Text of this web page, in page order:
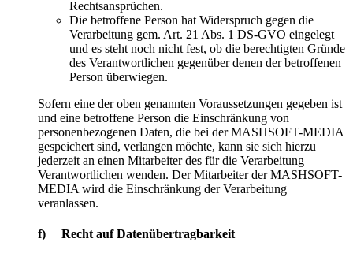
Rechtsansprüchen.
Die betroffene Person hat Widerspruch gegen die
Verarbeitung gem. Art. 21 Abs. 1 DS-GVO eingelegt
und es steht noch nicht fest, ob die berechtigten Gründe
des Verantwortlichen gegenüber denen der betroffenen
Person überwiegen.
Sofern eine der oben genannten Voraussetzungen gegeben ist
und eine betroffene Person die Einschränkung von
personenbezogenen Daten, die bei der MASHSOFT-MEDIA
gespeichert sind, verlangen möchte, kann sie sich hierzu
jederzeit an einen Mitarbeiter des für die Verarbeitung
Verantwortlichen wenden. Der Mitarbeiter der MASHSOFT-
MEDIA wird die Einschränkung der Verarbeitung
veranlassen.
f) Recht auf Datenübertragbarkeit